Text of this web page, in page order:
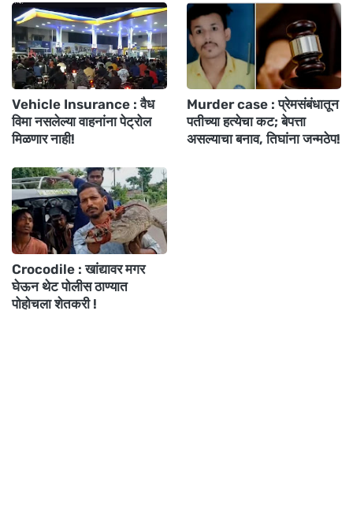
Vehicle Insurance : वैध
विमा नसलेल्या वाहनांना पेट्रोल
मिळणार नाही!
Murder case : प्रेमसंबंधातून
पतीच्या हत्येचा कट; बेपत्ता
असल्याचा बनाव, तिघांना जन्मठेप!
Crocodile : खांद्यावर मगर
घेऊन थेट पोलीस ठाण्यात
पोहोचला शेतकरी !